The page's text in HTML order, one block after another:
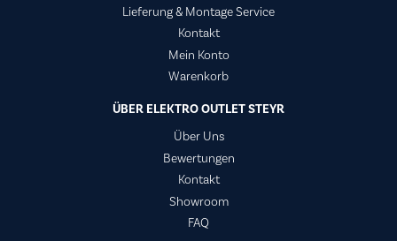
Lieferung & Montage Service
Kontakt
Mein Konto
Warenkorb
ÜBER ELEKTRO OUTLET STEYR
Über Uns
Bewertungen
Kontakt
Showroom
FAQ